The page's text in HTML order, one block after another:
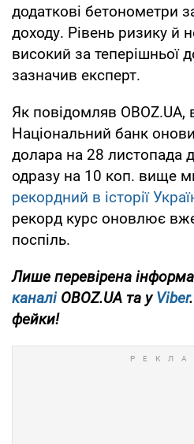
додаткові бетонометри
доходу. Рівень ризику й
високий за теперішньої
зазначив експерт.
Як повідомляв OBOZ.UA,
Національний банк
долара на 28 листопада
одразу на 10 коп. вище
рекордний в історії
рекорд курс оновлює
поспіль.
Лише перевірена
каналіOBOZ.UA та уViber
фейки!